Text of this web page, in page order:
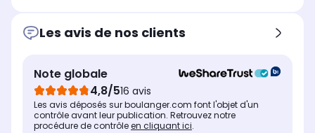
Les avis de nos clients
Note globale
4,8/516 avis
Les avis déposés sur boulanger.com font l'objet d'un
contrôle avant leur publication. Retrouvez notre
procédure de contrôleen cliquant ici.